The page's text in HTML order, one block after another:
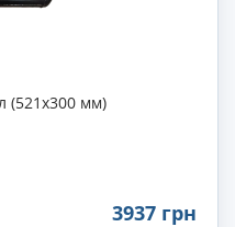
(521х300 мм)
3937 грн